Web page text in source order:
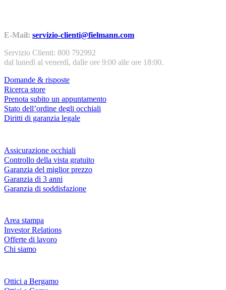
E-Mail: servizio-clienti@fielmann.com
Servizio Clienti: 800 792992
dal lunedì al venerdì, dalle ore 9:00 alle ore 18:00.
Domande & risposte
Ricerca store
Prenota subito un appuntamento
Stato dell’ordine degli occhiali
Diritti di garanzia legale
Assicurazione occhiali
Controllo della vista gratuito
Garanzia del miglior prezzo
Garanzia di 3 anni
Garanzia di soddisfazione
Area stampa
Investor Relations
Offerte di lavoro
Chi siamo
Ottici a Bergamo